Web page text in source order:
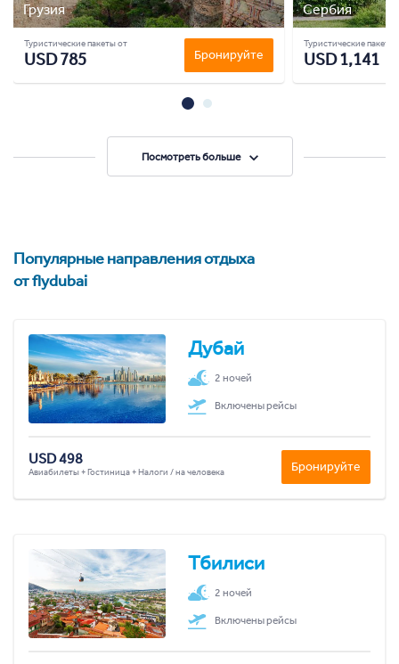
Грузия
Туристические пакеты от
USD 785 Бронируйте
Сербия
Туристические пакеты
USD 1,141
Посмотреть больше
Популярные направления отдыха
от flydubai
Дубай
2 ночей
Включены рейсы
USD 498
Авиабилеты + Гостиница + Налоги / на человека Бронируйте
Тбилиси
2 ночей
Включены рейсы